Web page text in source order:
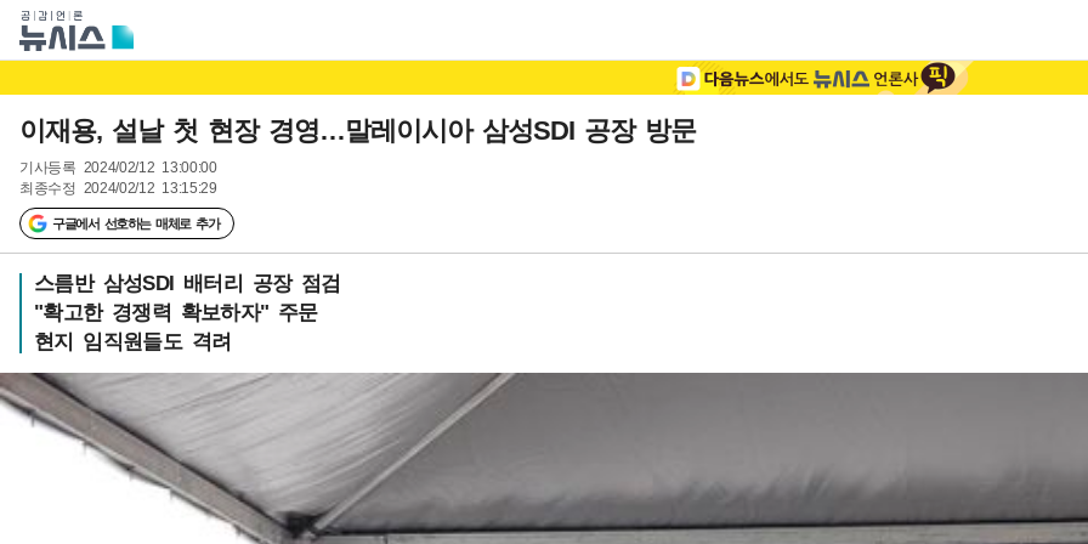
이재용, 설날 첫 현장 경영…말레이시아 삼성SDI 공장 방문
기사등록 2024/02/12 13:00:00
최종수정 2024/02/12 13:15:29
구글에서 선호하는 매체로 추가
스름반 삼성SDI 배터리 공장 점검
"확고한 경쟁력 확보하자" 주문
현지 임직원들도 격려